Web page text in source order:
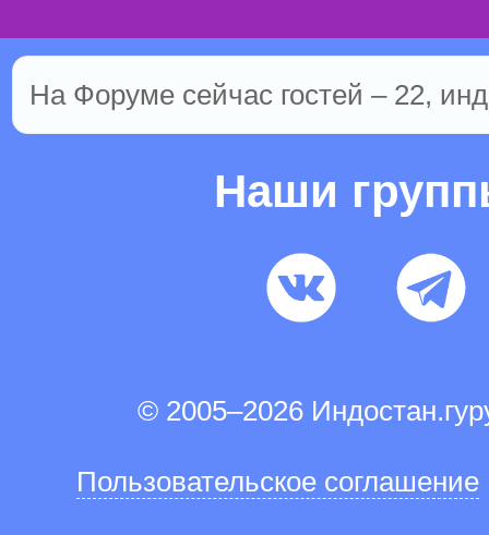
На Форуме сейчас гостей – 22,
Наши
© 2005–2026
Пользовательское соглашение